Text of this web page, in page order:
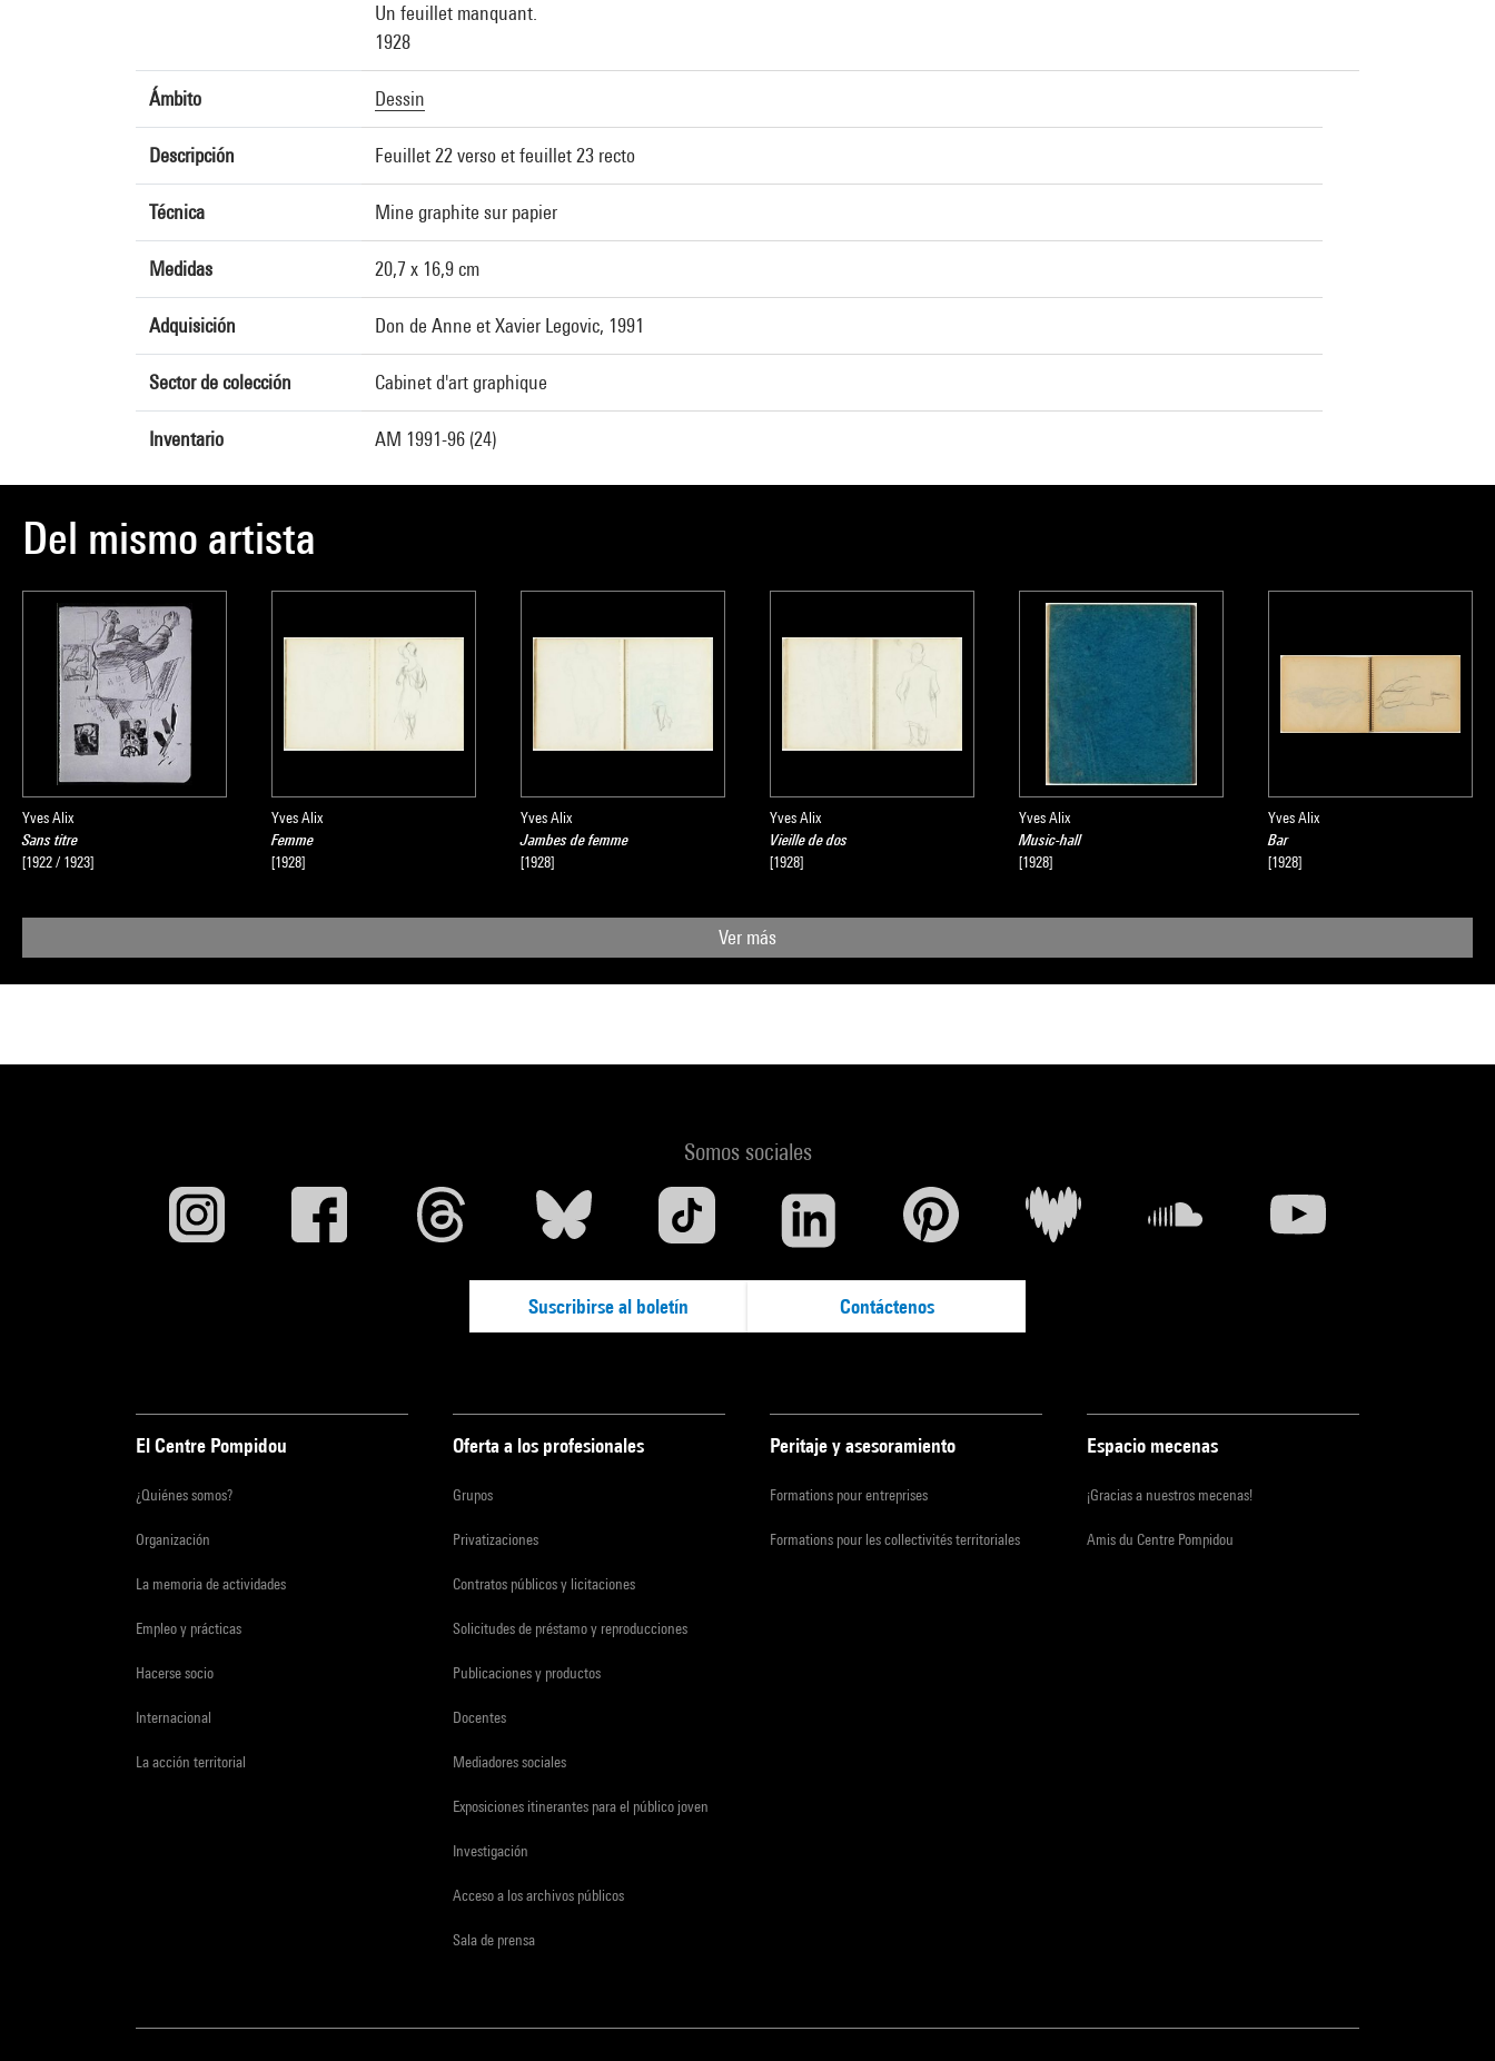
Un feuillet manquant.
1928
Ámbito Dessin
Descripción Feuillet 22 verso et feuillet 23 recto
Técnica Mine graphite sur papier
Medidas 20,7 x 16,9 cm
Adquisición Don de Anne et Xavier Legovic, 1991
Sector de colección Cabinet d'art graphique
Inventario AM 1991-96 (24)
Del mismo artista
Yves Alix
Sans titre
[1922 / 1923]
Yves Alix
Femme
[1928]
Yves Alix
Jambes de femme
[1928]
Yves Alix
Vieille de dos
[1928]
Yves Alix
Music-hall
[1928]
Yves Alix
Bar
[1928]
Ver más
Somos sociales
Suscribirse al boletín Contáctenos
El Centre Pompidou
¿Quiénes somos?
Organización
La memoria de actividades
Empleo y prácticas
Hacerse socio
Internacional
La acción territorial
Oferta a los profesionales
Grupos
Privatizaciones
Contratos públicos y licitaciones
Solicitudes de préstamo y reproducciones
Publicaciones y productos
Docentes
Mediadores sociales
Exposiciones itinerantes para el público joven
Investigación
Acceso a los archivos públicos
Sala de prensa
Peritaje y asesoramiento
Formations pour entreprises
Formations pour les collectivités territoriales
Espacio mecenas
¡Gracias a nuestros mecenas!
Amis du Centre Pompidou